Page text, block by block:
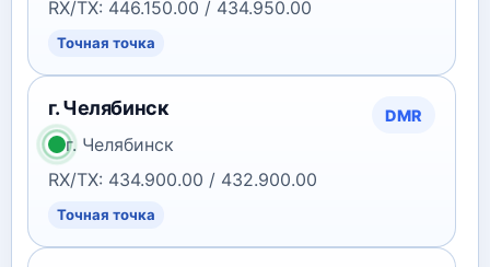
RX/TX: 446.150.00 / 434.950.00
Точная точка
г. Челябинск DMR
г. Челябинск
RX/TX: 434.900.00 / 432.900.00
Точная точка